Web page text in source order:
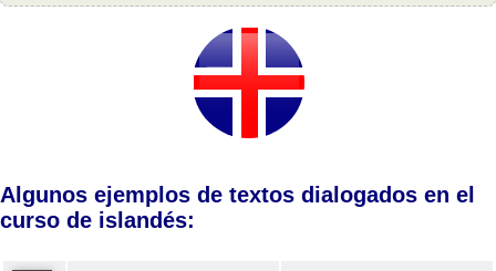
Algunos ejemplos de textos dialogados en el
curso de islandés: